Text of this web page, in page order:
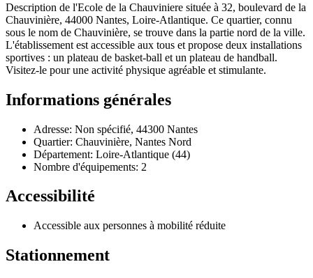
Description de l'Ecole de la Chauviniere située à 32, boulevard de la
Chauvinière, 44000 Nantes, Loire-Atlantique. Ce quartier, connu
sous le nom de Chauvinière, se trouve dans la partie nord de la ville.
L'établissement est accessible aux tous et propose deux installations
sportives : un plateau de basket-ball et un plateau de handball.
Visitez-le pour une activité physique agréable et stimulante.
Informations générales
Adresse: Non spécifié, 44300 Nantes
Quartier: Chauvinière, Nantes Nord
Département: Loire-Atlantique (44)
Nombre d'équipements: 2
Accessibilité
Accessible aux personnes à mobilité réduite
Stationnement